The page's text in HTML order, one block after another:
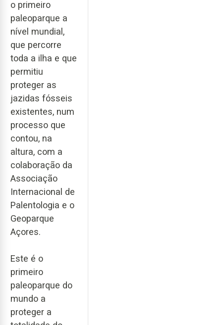
o primeiro
paleoparque a
nível mundial,
que percorre
toda a ilha e que
permitiu
proteger as
jazidas fósseis
existentes, num
processo que
contou, na
altura, com a
colaboração da
Associação
Internacional de
Palentologia e o
Geoparque
Açores.
Este é o
primeiro
paleoparque do
mundo a
proteger a